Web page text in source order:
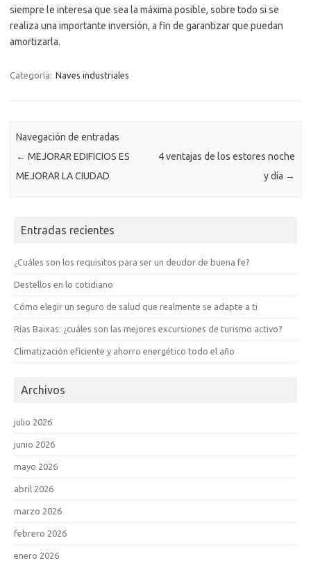
siempre le interesa que sea la máxima posible, sobre todo si se
realiza una importante inversión, a fin de garantizar que puedan
amortizarla.
Categoría: Naves industriales
Navegación de entradas
← MEJORAR EDIFICIOS ES
MEJORAR LA CIUDAD
4 ventajas de los estores noche
y día →
Entradas recientes
¿Cuáles son los requisitos para ser un deudor de buena fe?
Destellos en lo cotidiano
Cómo elegir un seguro de salud que realmente se adapte a ti
Rías Baixas: ¿cuáles son las mejores excursiones de turismo activo?
Climatización eficiente y ahorro energético todo el año
Archivos
julio 2026
junio 2026
mayo 2026
abril 2026
marzo 2026
febrero 2026
enero 2026